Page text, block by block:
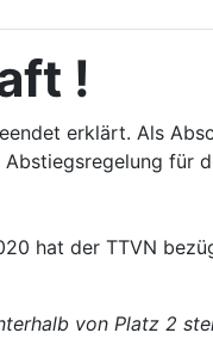
!
erklärt. Als
für
hat der TTVN
von Platz 2